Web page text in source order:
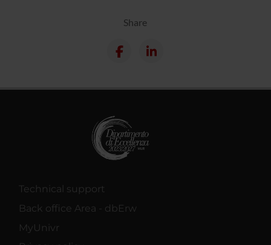
Share
Technical support
Back office Area - dbErw
MyUnivr